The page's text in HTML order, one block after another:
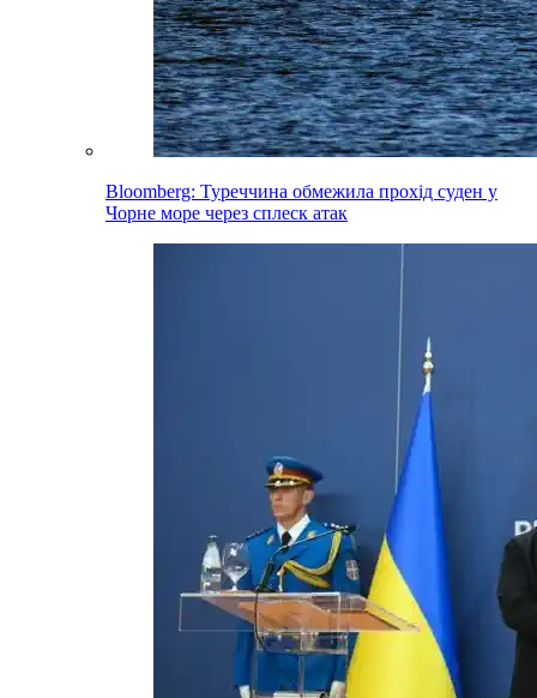
Bloomberg: Туреччина обмежила прохід суден у
Чорне море через сплеск атак